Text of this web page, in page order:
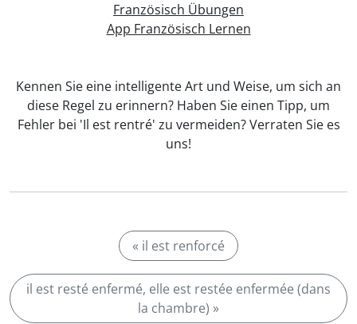
Französisch Übungen
App Französisch Lernen
Kennen Sie eine intelligente Art und Weise, um sich an
diese Regel zu erinnern? Haben Sie einen Tipp, um
Fehler bei 'Il est rentré' zu vermeiden? Verraten Sie es
uns!
« il est renforcé
il est resté enfermé, elle est restée enfermée (dans
la chambre) »